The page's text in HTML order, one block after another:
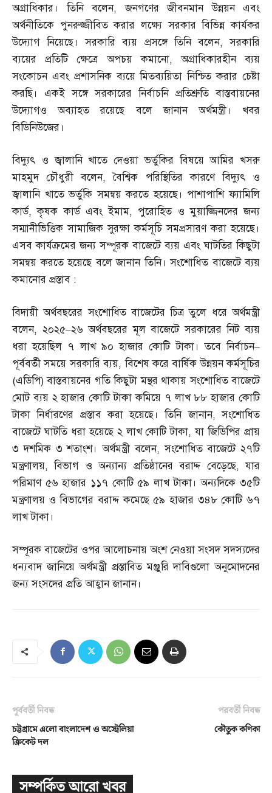
অগ্রাধিকার। তিনি বলেন,জনগণের জীবনমান উন্নয়ন এবং
অর্থনীতিকে পুনরুজ্জীবিত করার লক্ষ্যে সরকার বিভিন্ন কার্যকর
উদ্যোগ নিয়েছে। সরকারি ব্যয় প্রসঙ্গে তিনি বলেন,সরকারি
ব্যয়ের প্রতিটি ক্ষেত্রে অপচয় কমানো,অগ্রাধিকারহীন ব্যয়
সংকোচন এবং প্রশাসনিক ব্যয়ে মিতব্যয়িতা নিশ্চিত করার চেষ্টা
করছি। একই সঙ্গে সরকারের নির্বাচনি প্রতিশ্রুতি বাস্তবায়নের
উদ্যোগও অব্যাহত রয়েছে বলে জানান অর্থমন্ত্রী। খবর
বিডিনিউজের।
বিদ্যুৎ ও জ্বালানি খাতে দেওয়া ভর্তুকির বিষয়ে আমির খসরু
মাহমুদ চৌধুরী বলেন,বৈশ্বিক পরিস্থিতির কারণে বিদ্যুৎ ও
জ্বালানি খাতে ভর্তুকি সমন্বয় করতে হয়েছে। পাশাপাশি ফ্যামিলি
কার্ড,কৃষক কার্ড এবং ইমাম, পুরোহিত ও মুয়াজ্জিনদের জন্য
সম্মানীভিত্তিক সামাজিক সুরক্ষা কর্মসূচি সমপ্রসারণ করা হয়েছে।
এসব কার্যক্রমের জন্য সম্পূরক বাজেটে ব্যয় এবং ঘাটতির কিছুটা
সমন্বয় করতে হয়েছে বলে জানান তিনি। সংশোধিত বাজেটে ব্যয়
কমানোর প্রস্তাব :
বিদায়ী অর্থবছরের সংশোধিত বাজেটের চিত্র তুলে ধরে অর্থমন্ত্রী
বলেন, ২০২৫–২৬ অর্থবছরের মূল বাজেটে সরকারের নিট ব্যয়
ধরা হয়েছিল ৭ লাখ ৯০ হাজার কোটি টাকা। তবে নির্বাচন–
পূর্ববর্তী সময়ে সরকারি ব্যয়,বিশেষ করে বার্ষিক উন্নয়ন কর্মসূচির
(এডিপি)বাস্তবায়নের গতি কিছুটা মন্থর থাকায় সংশোধিত বাজেটে
মোট ব্যয় ২ হাজার কোটি টাকা কমিয়ে ৭ লাখ ৮৮ হাজার কোটি
টাকা নির্ধারণের প্রস্তাব করা হয়েছে। তিনি জানান,সংশোধিত
বাজেটে ঘাটতি ধরা হয়েছে ২ লাখ কোটি টাকা,যা জিডিপির প্রায়
৩ দশমিক ৩ শতাংশ। অর্থমন্ত্রী বলেন,সংশোধিত বাজেটে ২৭টি
মন্ত্রণালয়,বিভাগ ও অন্যান্য প্রতিষ্ঠানের বরাদ্দ বেড়েছে,যার
পরিমাণ ৫৬ হাজার ১১৭ কোটি ৫৯ লাখ টাকা। অন্যদিকে ৩৫টি
মন্ত্রণালয় ও বিভাগের বরাদ্দ কমেছে ৫৯ হাজার ৩৪৮ কোটি ৬৭
লাখ টাকা।
সম্পূরক বাজেটের ওপর আলোচনায় অংশ নেওয়া সংসদ সদস্যদের
ধন্যবাদ জানিয়ে অর্থমন্ত্রী প্রস্তাবিত মঞ্জুরি দাবিগুলো অনুমোদনের
জন্য সংসদের প্রতি আহ্বান জানান।
পূর্ববর্তী নিবন্ধ
চট্টগ্রামে এলো বাংলাদেশ ও অস্ট্রেলিয়া
ক্রিকেট দল
পরবর্তী নিবন্ধ
কৌতুক কণিকা
সম্পর্কিত আরো খবর